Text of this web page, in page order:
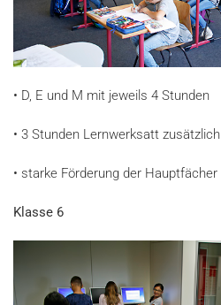
• D, E und M mit jeweils 4 Stunden
• 3 Stunden Lernwerksatt zusätzlich
• starke Förderung der Hauptfächer
Klasse 6